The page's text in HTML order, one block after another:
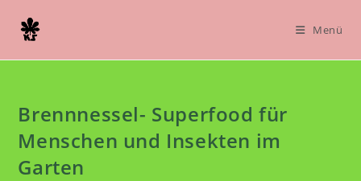
Inhalt
Menü
Brennnessel- Superfood für
Menschen und Insekten im
Garten